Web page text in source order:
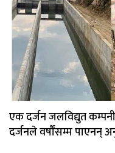
प्रोफाइल
ऊर्जा
विशेष
एक दर्जन जलविद्युत
दर्जनले वर्षौंसम्म पाएनन्